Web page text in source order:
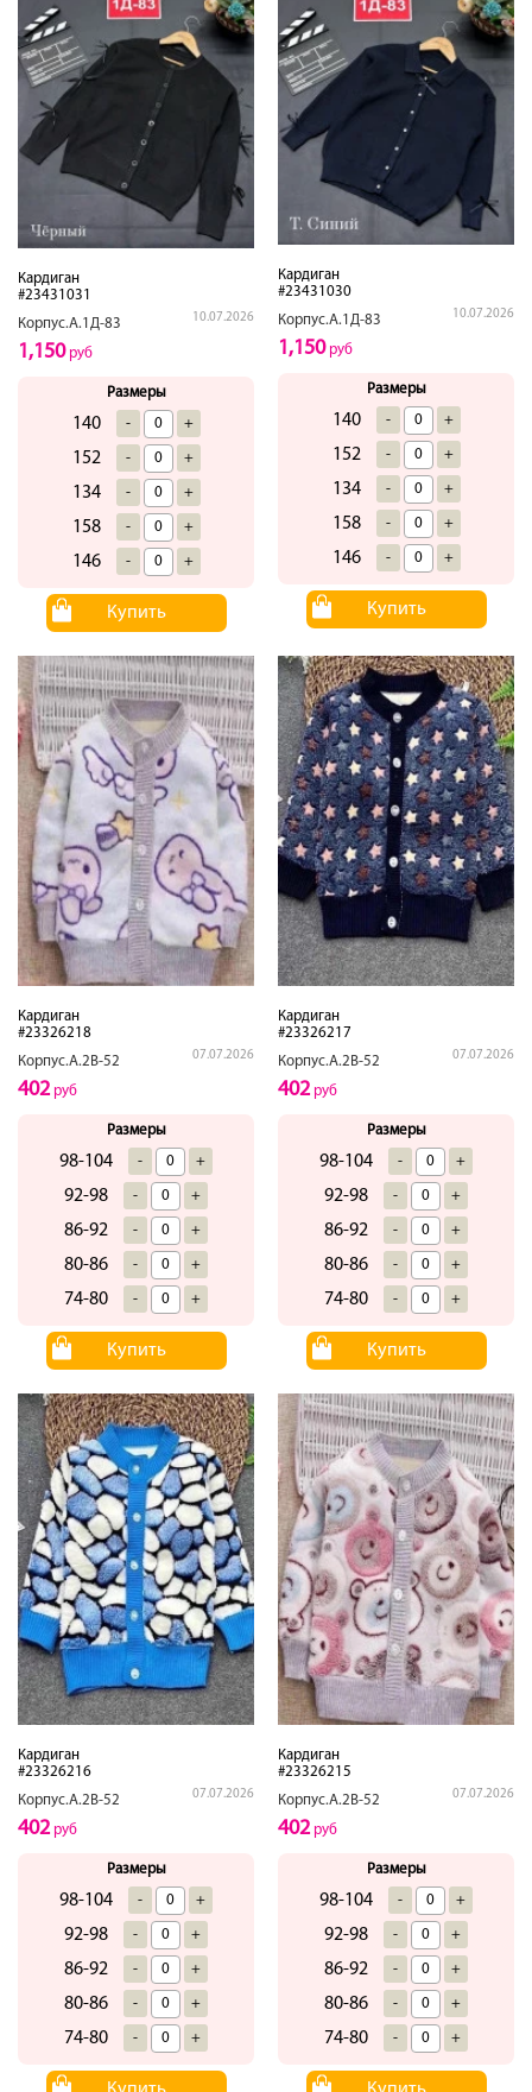
Кардиган
#23431031
Корпус.А.1Д-83
10.07.2026
1,150руб
Размеры
140 - +
152 - +
134 - +
158 - +
146 - +
Купить
Кардиган
#23431030
Корпус.А.1Д-83
10.07.2026
1,150руб
Размеры
140 - +
152 - +
134 - +
158 - +
146 - +
Купить
Кардиган
#23326218
Корпус.А.2В-52
07.07.2026
402руб
Размеры
98-104 - +
92-98 - +
86-92 - +
80-86 - +
74-80 - +
Купить
Кардиган
#23326217
Корпус.А.2В-52
07.07.2026
402руб
Размеры
98-104 - +
92-98 - +
86-92 - +
80-86 - +
74-80 - +
Купить
Кардиган
#23326216
Корпус.А.2В-52
07.07.2026
402руб
Размеры
98-104 - +
92-98 - +
86-92 - +
80-86 - +
74-80 - +
Кардиган
#23326215
Корпус.А.2В-52
07.07.2026
402руб
Размеры
98-104 - +
92-98 - +
86-92 - +
80-86 - +
74-80 - +